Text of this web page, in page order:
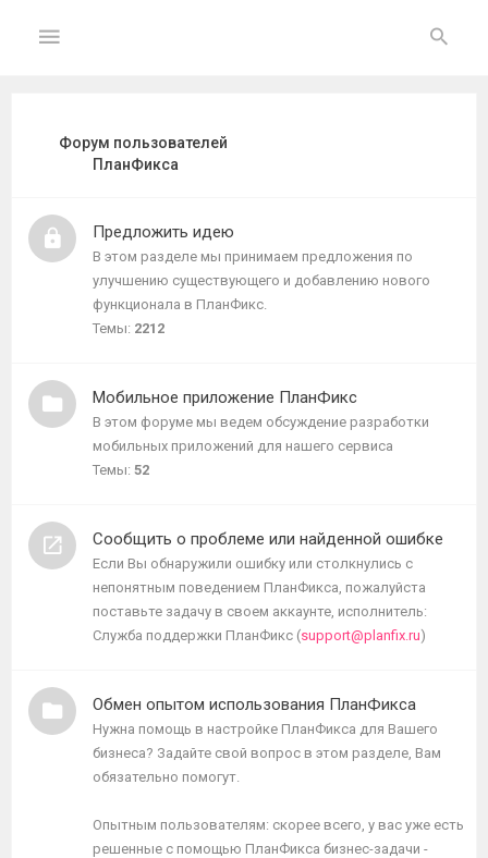
ГЛАВНАЯ
главную
Темы
без
ответов
Активные
Форум пользователей
ПланФикса
Предложить идею
В этом разделе мы принимаем предложения по
улучшению существующего и добавлению нового
функционала в ПланФикс.
Темы: 2212
Мобильное приложение ПланФикс
В этом форуме мы ведем обсуждение разработки
мобильных приложений для нашего сервиса
Темы: 52
Сообщить о проблеме или найденной ошибке
Если Вы обнаружили ошибку или столкнулись с
непонятным поведением ПланФикса, пожалуйста
поставьте задачу в своем аккаунте, исполнитель:
Служба поддержки ПланФикс (support@planfix.ru)
Обмен опытом использования ПланФикса
Нужна помощь в настройке ПланФикса для Вашего
бизнеса? Задайте свой вопрос в этом разделе, Вам
обязательно помогут.
Опытным пользователям: скорее всего, у вас уже есть
решенные с помощью ПланФикса бизнес-задачи -